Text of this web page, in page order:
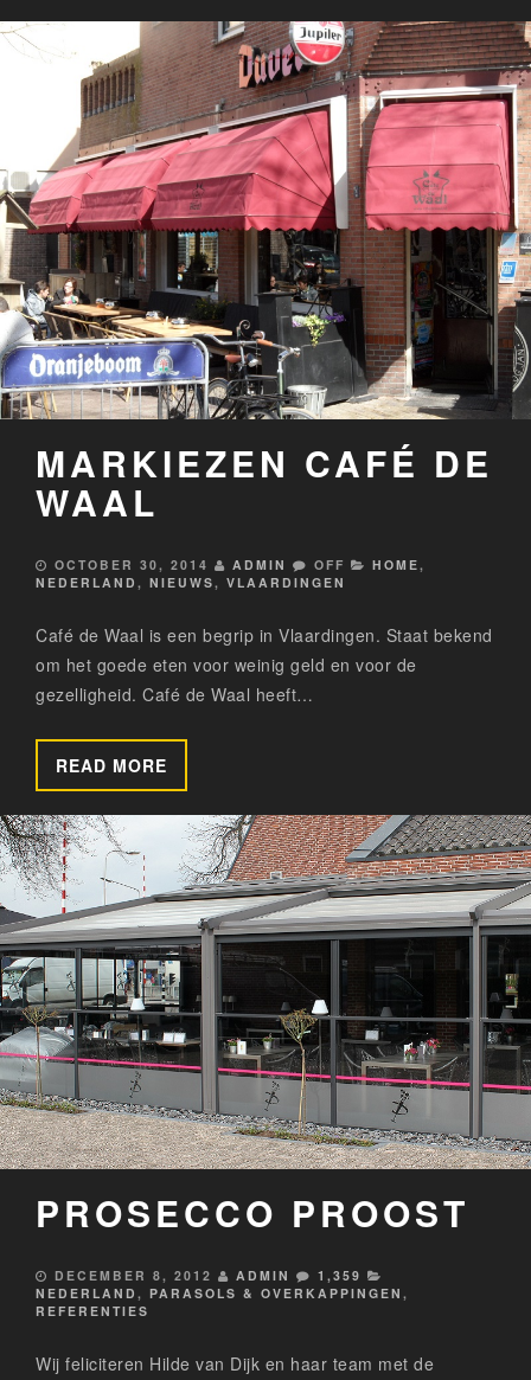
MARKIEZEN CAFÉ DE
WAAL
OCTOBER 30, 2014 ADMIN OFF HOME,
NEDERLAND , NIEUWS, VLAARDINGEN
Café de Waal is een begrip in Vlaardingen. Staat bekend
om het goede eten voor weinig geld en voor de
gezelligheid. Café de Waal heeft…
READ MORE
PROSECCO PROOST
DECEMBER 8, 2012 ADMIN
1,359
NEDERLAND , PARASOLS & OVERKAPPINGEN ,
REFERENTIES
Wij feliciteren Hilde van Dijk en haar team met de